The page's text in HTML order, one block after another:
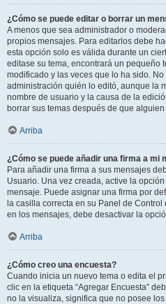
¿Cómo se puede editar o borrar un
A menos que sea administrador o
propios mensajes. Para editarlos debe
esta opción solo es válida durante un
editase su tema, encontrará un pequeño
modificado y las veces que lo ha sido.
administración quién lo editó, aunque la
nombre de usuario y la causa de la
borrar sus temas después de que
Arriba
¿Cómo se puede añadir una firma a mi
Para añadir una firma a sus mensajes
Usuario. Una vez creada, active la opción
mensaje. Puede asignar una firma por
la casilla correcta en su Panel de
en los mensajes, debe desactivar la
Arriba
¿Cómo creo una encuesta?
Cuando inicia un nuevo tema o edita el
clic en la etiqueta “Agregar Encuesta”
no la visualiza, significa que no posee